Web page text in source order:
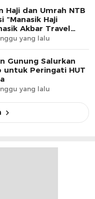
Haji dan Umrah NTB
“Manasik Haji
Akbar Travel
yang lalu
Gunung Salurkan
untuk Peringati HUT
yang lalu